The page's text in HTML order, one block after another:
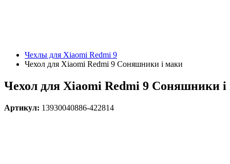
Чехлы для Xiaomi Redmi 9
Чехол для Xiaomi Redmi 9 Соняшники і маки
Чехол для Xiaomi Redmi 9 Соняшники
Артикул: 13930040886-422814